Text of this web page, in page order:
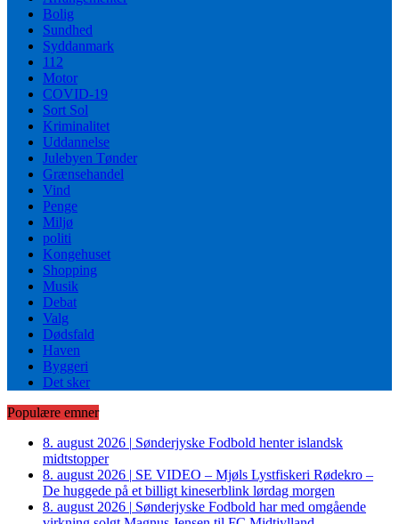
Bolig
Sundhed
Syddanmark
112
Motor
COVID-19
Sort Sol
Kriminalitet
Uddannelse
Julebyen Tønder
Grænsehandel
Vind
Penge
Miljø
politi
Kongehuset
Shopping
Musik
Debat
Valg
Dødsfald
Haven
Byggeri
Det sker
Populære emner
8. august 2026 | Sønderjyske Fodbold henter islandsk
midtstopper
8. august 2026 | SE VIDEO – Mjøls Lystfiskeri Rødekro –
De huggede på et billigt kineserblink lørdag morgen
8. august 2026 | Sønderjyske Fodbold har med omgående